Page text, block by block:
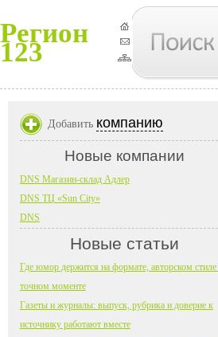
Регион
123
Добавить компанию
Новые компании
DNS Магазин-склад Адлер
DNS ТЦ «Sun City»
DNS
Новые статьи
Где юмор держится на формате, авторском стиле
точном моменте
Газеты и журналы: выпуск, рубрика и доверие к
источнику работают вместе